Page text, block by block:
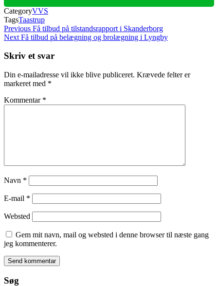
CategoryVVS
TagsTaastrup
Indlægsnavigation
Previous
Post
Previous Få tilbud på tilstandsrapport i Skanderborg
Next
Next Få tilbud på belægning og brolægning i Lyngby
Skriv et svar
Din e-mailadresse vil ikke blive publiceret. Krævede felter er
markeret med *
Kommentar *
Navn *
E-mail *
Websted
Gem mit navn, mail og websted i denne browser til næste gang
jeg kommenterer.
Søg